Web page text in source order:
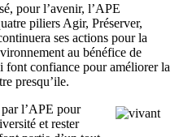
pour l’avenir, l’APE
piliers Agir, Préserver,
ses actions pour la
au bénéfice de
font confiance pour améliorer la
presqu’ile.
l’APE pour
et rester